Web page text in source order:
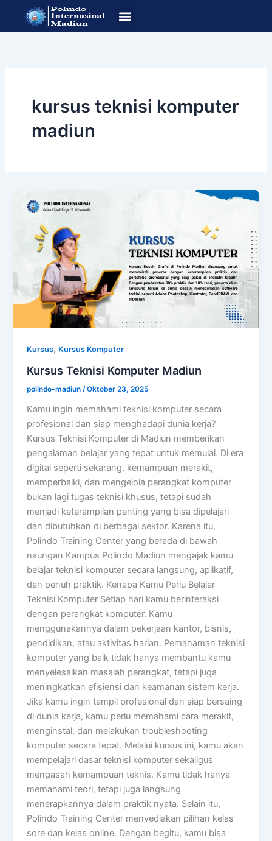
konten
kursus teknisi komputer
madiun
Kursus, Kursus Komputer
Kursus Teknisi Komputer Madiun
polindo-madiun /Oktober 23, 2025
Kamu ingin memahami teknisi komputer secara
profesional dan siap menghadapi dunia kerja?
Kursus Teknisi Komputer di Madiun memberikan
pengalaman belajar yang tepat untuk memulai. Di era
digital seperti sekarang, kemampuan merakit,
memperbaiki, dan mengelola perangkat komputer
bukan lagi tugas teknisi khusus, tetapi sudah
menjadi keterampilan penting yang bisa dipelajari
dan dibutuhkan di berbagai sektor. Karena itu,
Polindo Training Center yang berada di bawah
naungan Kampus Polindo Madiun mengajak kamu
belajar teknisi komputer secara langsung, aplikatif,
dan penuh praktik. Kenapa Kamu Perlu Belajar
Teknisi Komputer Setiap hari kamu berinteraksi
dengan perangkat komputer. Kamu
menggunakannya dalam pekerjaan kantor, bisnis,
pendidikan, atau aktivitas harian. Pemahaman teknisi
komputer yang baik tidak hanya membantu kamu
menyelesaikan masalah perangkat, tetapi juga
meningkatkan efisiensi dan keamanan sistem kerja.
Jika kamu ingin tampil profesional dan siap bersaing
di dunia kerja, kamu perlu memahami cara merakit,
menginstal, dan melakukan troubleshooting
komputer secara tepat. Melalui kursus ini, kamu akan
mempelajari dasar teknisi komputer sekaligus
mengasah kemampuan teknis. Kamu tidak hanya
memahami teori, tetapi juga langsung
menerapkannya dalam praktik nyata. Selain itu,
Polindo Training Center menyediakan pilihan kelas
sore dan kelas online. Dengan begitu, kamu bisa